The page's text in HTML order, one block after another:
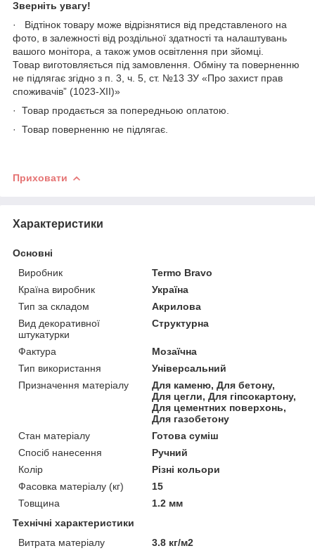
Зверніть увагу!
· Відтінок товару може відрізнятися від представленого на
фото, в залежності від роздільної здатності та налаштувань
вашого монітора, а також умов освітлення при зйомці.
Товар виготовляється під замовлення. Обміну та поверненню
не підлягає згідно з п. 3, ч. 5, ст. №13 ЗУ «Про захист прав
споживачів” (1023-XII)»
· Товар продається за попередньою оплатою.
· Товар поверненню не підлягає.
Приховати
Характеристики
Основні
Виробник
Termo Bravo
Країна виробник
Україна
Тип за складом
Акрилова
Вид декоративної
штукатурки
Структурна
Фактура
Мозаїчна
Тип використання
Універсальний
Призначення матеріалу
Для каменю, Для бетону,
Для цегли, Для гіпсокартону,
Для цементних поверхонь,
Для газобетону
Стан матеріалу
Готова суміш
Спосіб нанесення
Ручний
Колір
Різні кольори
Фасовка матеріалу (кг)
15
Товщина
1.2 мм
Технічні характеристики
Витрата матеріалу
3.8 кг/м2